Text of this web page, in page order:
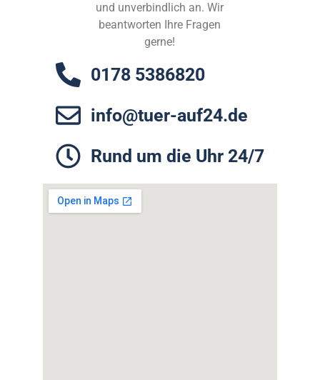
und unverbindlich an. Wir
beantworten Ihre Fragen
gerne!
0178 5386820
info@tuer-auf24.de
Rund um die Uhr 24/7